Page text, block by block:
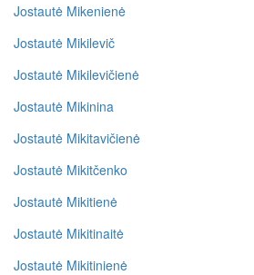
Jostautė Mikenienė
Jostautė Mikilevič
Jostautė Mikilevičienė
Jostautė Mikinina
Jostautė Mikitavičienė
Jostautė Mikitčenko
Jostautė Mikitienė
Jostautė Mikitinaitė
Jostautė Mikitinienė